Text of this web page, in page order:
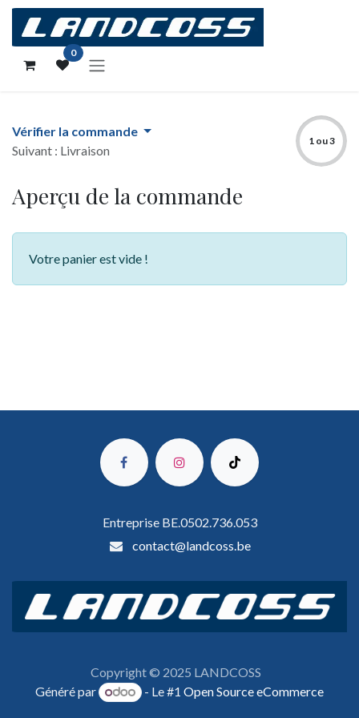
Se rendre au contenu
0
Vérifier la commande
Suivant : Livraison
1 ou 3
Aperçu de la commande
Votre panier est vide !
Entreprise BE.0502.736.053
contact@landcoss.be
Copyright © 2025 LANDCOSS
Généré par
- Le #1Open Source eCommerce